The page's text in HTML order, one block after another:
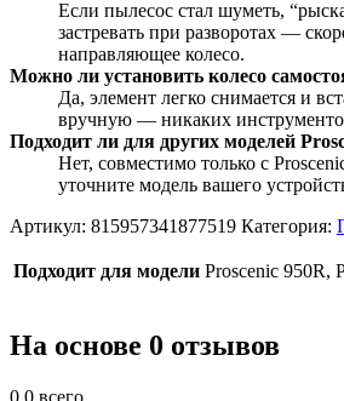
Если пылесос стал шуметь,
застревать при разворотах —
направляющее колесо.
Можно ли установить колесо
Да, элемент легко снимается и
вручную — никаких
Подходит ли для других моделей
Нет, совместимо только с
уточните модель вашего
Артикул: 815957341877519 Категория:
Подходит для модели Proscenic 950R,
На основе 0 отзывов
0.0 всего